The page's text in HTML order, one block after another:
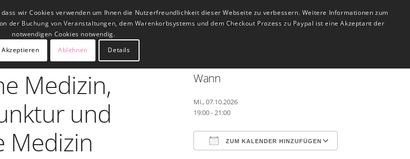
Qualifizierende Fachausbildungen Fachseminare Veranstaltungskalender Akademie Kontakt
Medizin,
und
Medizin
Wann
Mi., 07.10.2026
19:00 - 21:00
ZUM KALENDER HINZUFÜGEN
wir Cookies verwenden um Ihnen die Nutzerfreundlichkeit dieser Webseite zu verbessern. Weitere Informationen zum
Buchung von Veranstaltungen, dem Warenkorbsystems und dem Checkout Prozess zu Paypal ist eine Akzeptant der
notwendigen Cookies notwendig.
Akzeptieren
Ablehnen Details